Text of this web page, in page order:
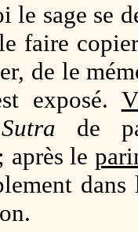
le sage se
faire
de le
exposé.
Sutra de
après le